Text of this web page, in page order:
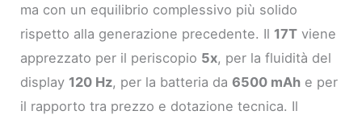
ma con un equilibrio complessivo più solido
rispetto alla generazione precedente. Il 17T viene
apprezzato per il periscopio 5x, per la fluidità del
display 120 Hz, per la batteria da6500 mAh e per
il rapporto tra prezzo e dotazione tecnica. Il